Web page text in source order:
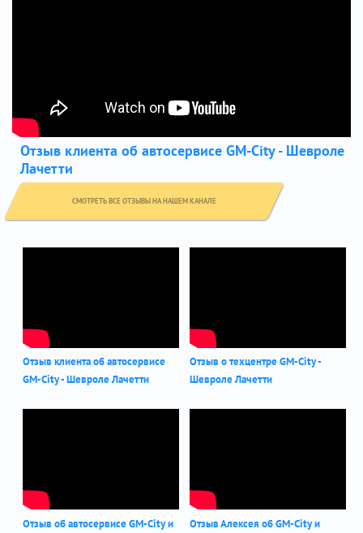
Отзыв клиента об автосервисе GM-City - Шевроле
Лачетти
СМОТРЕТЬ ВСЕ ОТЗЫВЫ НА НАШЕМ КАНАЛЕ
Отзыв клиента об автосервисе
GM-City - Шевроле Лачетти
Отзыв о техцентре GM-City -
Шевроле Лачетти
Отзыв об автосервисе GM-City и
Отзыв Алексея об GM-City и